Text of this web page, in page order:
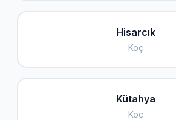
Hisarcık
Koç
Kütahya
Koç